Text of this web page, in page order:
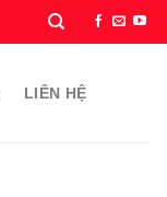
LIÊN HỆ